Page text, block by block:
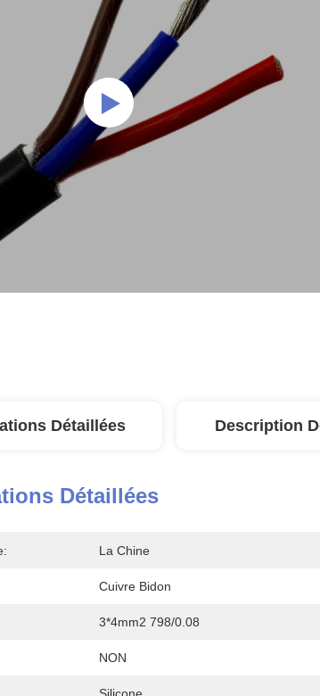
Détaillées Description
Détaillées
La Chine
Cuivre Bidon
3*4mm2 798/0.08
NON